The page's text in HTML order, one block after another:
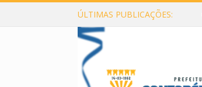
ÚLTIMAS PUBLICAÇÕES: